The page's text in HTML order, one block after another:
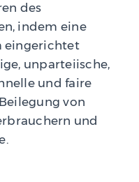
des
indem eine
eingerichtet
unparteiische,
und faire
von
und